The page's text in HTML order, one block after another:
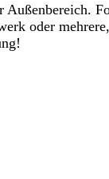
oder